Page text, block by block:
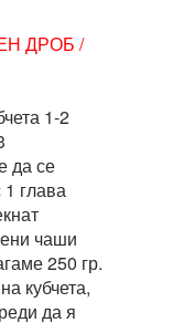
ДРОБ /
1-2
да се
глава
чаши
250 гр.
кубчета,
да я